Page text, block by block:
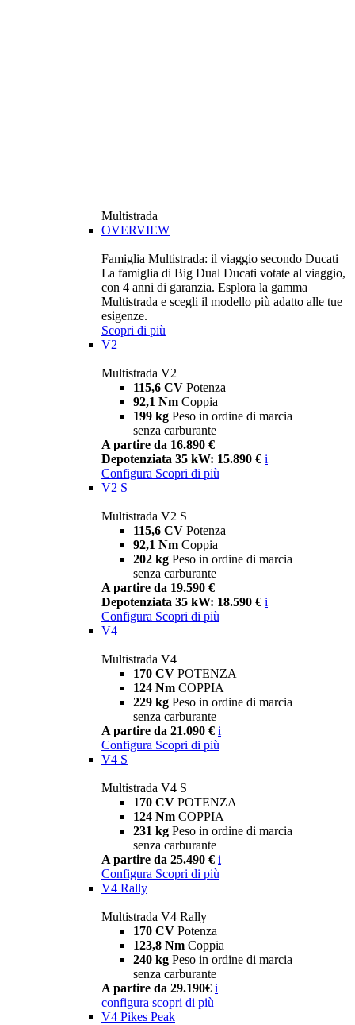
Multistrada
OVERVIEW
Famiglia Multistrada: il viaggio secondo Ducati
La famiglia di Big Dual Ducati votate al viaggio,
con 4 anni di garanzia. Esplora la gamma
Multistrada e scegli il modello più adatto alle tue
esigenze.
Scopri di più
V2
Multistrada V2
115,6 CV Potenza
92,1 Nm Coppia
199 kg Peso in ordine di marcia
senza carburante
A partire da 16.890 €
Depotenziata 35 kW: 15.890 € i
Configura Scopri di più
V2 S
Multistrada V2 S
115,6 CV Potenza
92,1 Nm Coppia
202 kg Peso in ordine di marcia
senza carburante
A partire da 19.590 €
Depotenziata 35 kW: 18.590 € i
Configura Scopri di più
V4
Multistrada V4
170 CV POTENZA
124 Nm COPPIA
229 kg Peso in ordine di marcia
senza carburante
A partire da 21.090 € i
Configura Scopri di più
V4 S
Multistrada V4 S
170 CV POTENZA
124 Nm COPPIA
231 kg Peso in ordine di marcia
senza carburante
A partire da 25.490 € i
Configura Scopri di più
V4 Rally
Multistrada V4 Rally
170 CV Potenza
123,8 Nm Coppia
240 kg Peso in ordine di marcia
senza carburante
A partire da 29.190€ i
configura scopri di più
V4 Pikes Peak